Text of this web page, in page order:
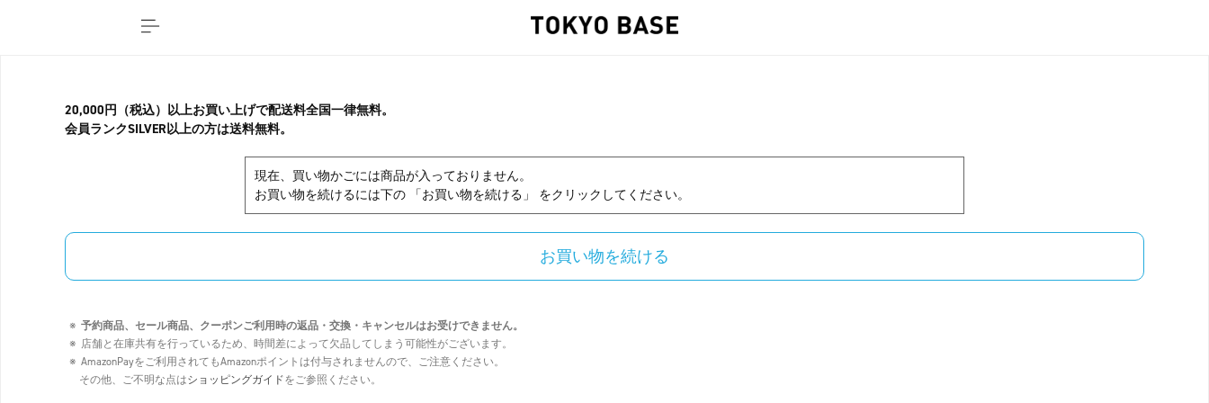
20,000円（税込）以上お買い上げで配送料全国一律無料。
会員ランクSILVER以上の方は送料無料。
現在、買い物かごには商品が入っておりません。
お買い物を続けるには下の 「お買い物を続ける」 をクリックしてください。
予約商品、セール商品、クーポンご利用時の返品・交換・キャンセルはお受けできません。
店舗と在庫共有を行っているため、時間差によって欠品してしまう可能性がございます。
AmazonPayをご利用されてもAmazonポイントは付与されませんので、ご注意ください。
その他、ご不明な点はショッピングガイドをご参照ください。